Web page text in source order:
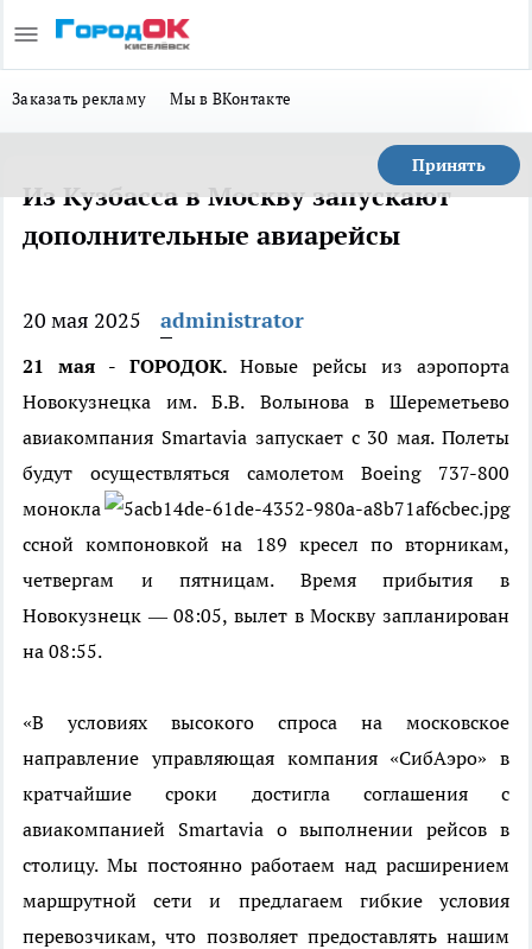
Заказать рекламу Мы в ВКонтакте
Принять
Из Кузбасса в Москву запускают
дополнительные авиарейсы
20 мая 2025 administrator
21 мая - ГОРОДОК.Новые рейсы из аэропорта
Новокузнецка им. Б.В. Волынова в Шереметьево
авиакомпания Smartavia запускает с 30 мая. Полеты
будут осуществляться самолетом Boeing 737-800
монокла
ссной компоновкой на 189 кресел по вторникам,
четвергам и пятницам. Время прибытия в
Новокузнецк — 08:05, вылет в Москву запланирован
на 08:55.
«В условиях высокого спроса на московское
направление управляющая компания «СибАэро» в
кратчайшие сроки достигла соглашения с
авиакомпанией Smartavia о выполнении рейсов в
столицу. Мы постоянно работаем над расширением
маршрутной сети и предлагаем гибкие условия
перевозчикам, что позволяет предоставлять нашим